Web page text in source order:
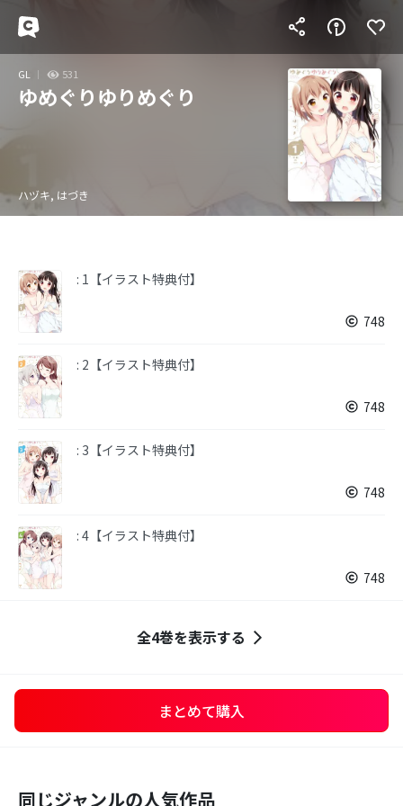
GL 531
ゆめぐりゆりめぐり
ハヅキ, はづき
: 1【イラスト特典付】
748
: 2【イラスト特典付】
748
: 3【イラスト特典付】
748
: 4【イラスト特典付】
748
全4巻を表示する
まとめて購入
同じジャンルの人気作品